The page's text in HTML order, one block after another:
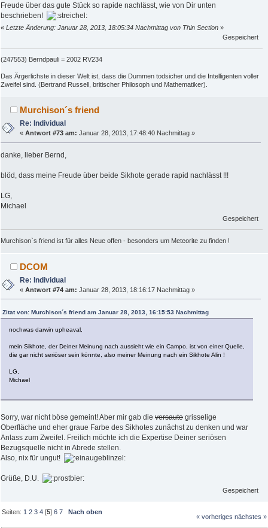
Freude über das gute Stück so rapide nachlässt, wie von Dir unten
beschrieben!
« Letzte Änderung: Januar 28, 2013, 18:05:34 Nachmittag von Thin Section »
Gespeichert
(247553) Berndpauli = 2002 RV234
Das Ärgerlichste in dieser Welt ist, dass die Dummen todsicher und die Intelligenten voller
Zweifel sind. (Bertrand Russell, britischer Philosoph und Mathematiker).
Murchison´s friend
Re: Individual
«Antwort #73 am: Januar 28, 2013, 17:48:40 Nachmittag »
danke, lieber Bernd,
blöd, dass meine Freude über beide Sikhote gerade rapid nachlässt !!!
LG,
Michael
Gespeichert
Murchison`s friend ist für alles Neue offen - besonders um Meteorite zu finden !
DCOM
Re: Individual
«Antwort #74 am: Januar 28, 2013, 18:16:17 Nachmittag »
Zitat von: Murchison´s friend am Januar 28, 2013, 16:15:53 Nachmittag
nochwas darwin upheaval,
mein Sikhote, der Deiner Meinung nach aussieht wie ein Campo, ist von einer Quelle,
die gar nicht seriöser sein könnte, also meiner Meinung nach ein Sikhote Alin !
LG,
Michael
Sorry, war nicht böse gemeint! Aber mir gab die versaute grisselige
Oberfläche und eher graue Farbe des Sikhotes zunächst zu denken und war
Anlass zum Zweifel. Freilich möchte ich die Expertise Deiner seriösen
Bezugsquelle nicht in Abrede stellen.
Also, nix für ungut!
Grüße, D.U.
Gespeichert
Seiten: 1 2 3 4 [5]6 7 Nach oben
« vorheriges nächstes »